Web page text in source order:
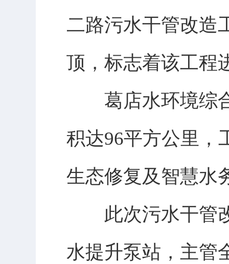
二路污水干管改造
顶，标志着该工程
葛店水环境综合
积达96平方公里，
生态修复及智慧水
此次污水干管改
水提升泵站，主管